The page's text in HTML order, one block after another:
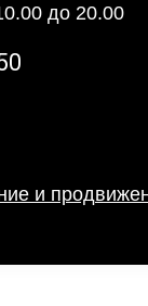
до 20.00
и